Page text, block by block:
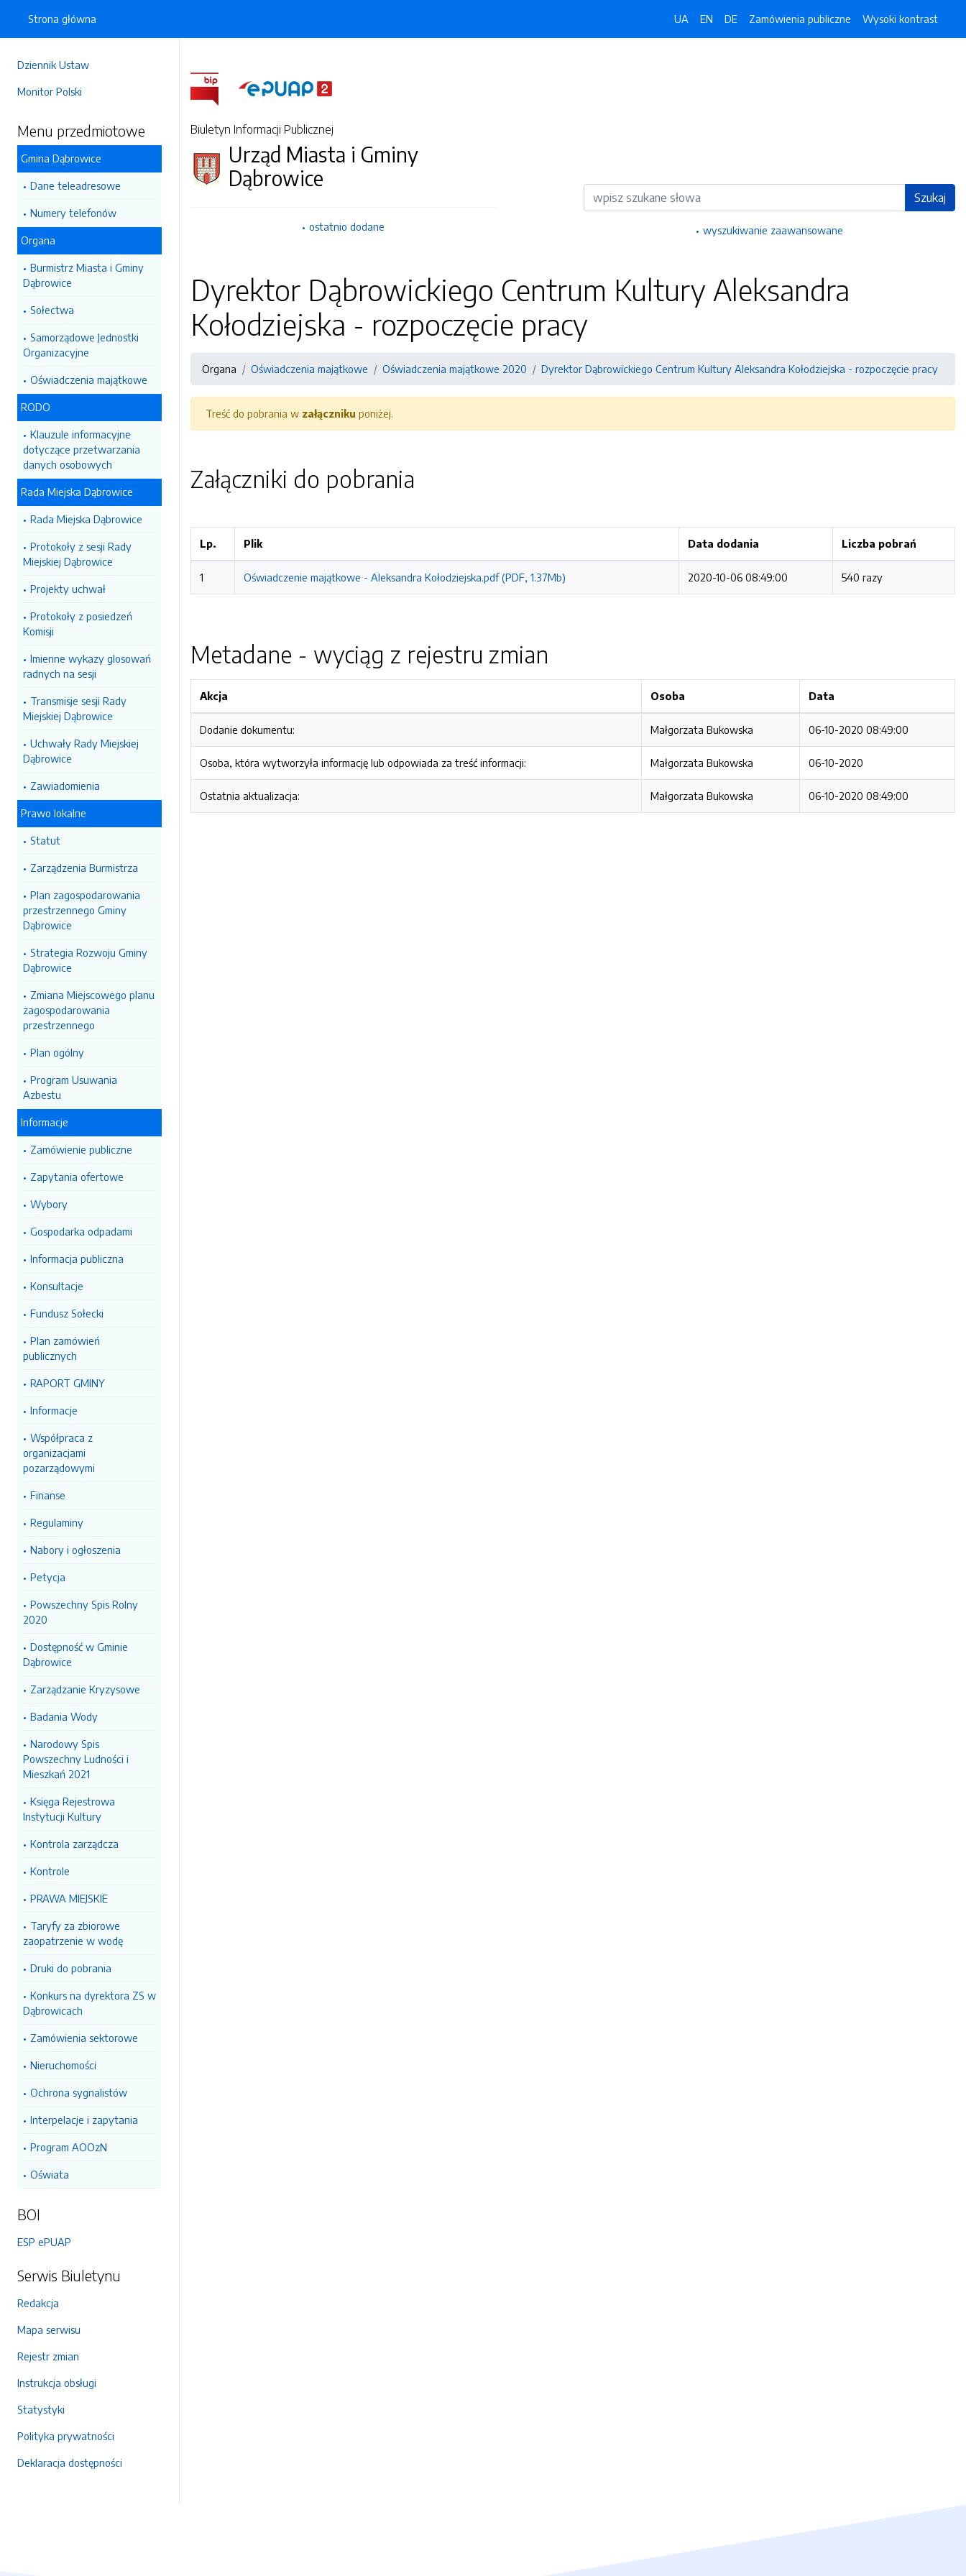
Dziennik Ustaw
Monitor Polski
Menu przedmiotowe
Gmina Dąbrowice
Dane teleadresowe
Numery telefonów
Organa
Burmistrz Miasta i Gminy
Dąbrowice
Sołectwa
Samorządowe Jednostki
Organizacyjne
Oświadczenia majątkowe
RODO
Klauzule informacyjne
dotyczące przetwarzania
danych osobowych
Rada Miejska Dąbrowice
Rada Miejska Dąbrowice
Protokoły z sesji Rady
Miejskiej Dąbrowice
Projekty uchwał
Protokoły z posiedzeń
Komisji
Imienne wykazy glosowań
radnych na sesji
Transmisje sesji Rady
Miejskiej Dąbrowice
Uchwały Rady Miejskiej
Dąbrowice
Zawiadomienia
Prawo lokalne
Statut
Zarządzenia Burmistrza
Plan zagospodarowania
przestrzennego Gminy
Dąbrowice
Strategia Rozwoju Gminy
Dąbrowice
Zmiana Miejscowego planu
zagospodarowania
przestrzennego
Plan ogólny
Program Usuwania
Azbestu
Informacje
Zamówienie publiczne
Zapytania ofertowe
Wybory
Gospodarka odpadami
Informacja publiczna
Konsultacje
Fundusz Sołecki
Plan zamówień
publicznych
RAPORT GMINY
Informacje
Współpraca z
organizacjami
pozarządowymi
Finanse
Regulaminy
Nabory i ogłoszenia
Petycja
Powszechny Spis Rolny
2020
Dostępność w Gminie
Dąbrowice
Zarządzanie Kryzysowe
Badania Wody
Narodowy Spis
Powszechny Ludności i
Mieszkań 2021
Księga Rejestrowa
Instytucji Kultury
Kontrola zarządcza
Kontrole
PRAWA MIEJSKIE
Taryfy za zbiorowe
zaopatrzenie w wodę
Druki do pobrania
Konkurs na dyrektora ZS w
Dąbrowicach
Zamówienia sektorowe
Nieruchomości
Ochrona sygnalistów
Interpelacje i zapytania
Program AOOzN
Oświata
BOI
ESP ePUAP
Serwis Biuletynu
Redakcja
Mapa serwisu
Rejestr zmian
Instrukcja obsługi
Statystyki
Polityka prywatności
Deklaracja dostępności
Strona główna UA EN DE Zamówienia publiczne Wysoki kontrast
Biuletyn Informacji Publicznej
Urząd Miasta i Gminy
Dąbrowice
ostatnio dodane
Wyszukiwarka Szukaj
wyszukiwanie zaawansowane
Dyrektor Dąbrowickiego Centrum Kultury Aleksandra
Kołodziejska - rozpoczęcie pracy
Organa Oświadczenia majątkowe Oświadczenia majątkowe 2020 Dyrektor Dąbrowickiego Centrum Kultury Aleksandra Kołodziejska - rozpoczęcie pracy
Treść do pobrania w załączniku poniżej.
Załączniki do pobrania
Lp. Plik Data dodania Liczba pobrań
1 Oświadczenie majątkowe - Aleksandra Kołodziejska.pdf (PDF, 1.37Mb) 2020-10-06 08:49:00 540 razy
Metadane - wyciąg z rejestru zmian
Akcja Osoba Data
Dodanie dokumentu: Małgorzata Bukowska 06-10-2020 08:49:00
Osoba, która wytworzyła informację lub odpowiada za treść informacji: Małgorzata Bukowska 06-10-2020
Ostatnia aktualizacja: Małgorzata Bukowska 06-10-2020 08:49:00